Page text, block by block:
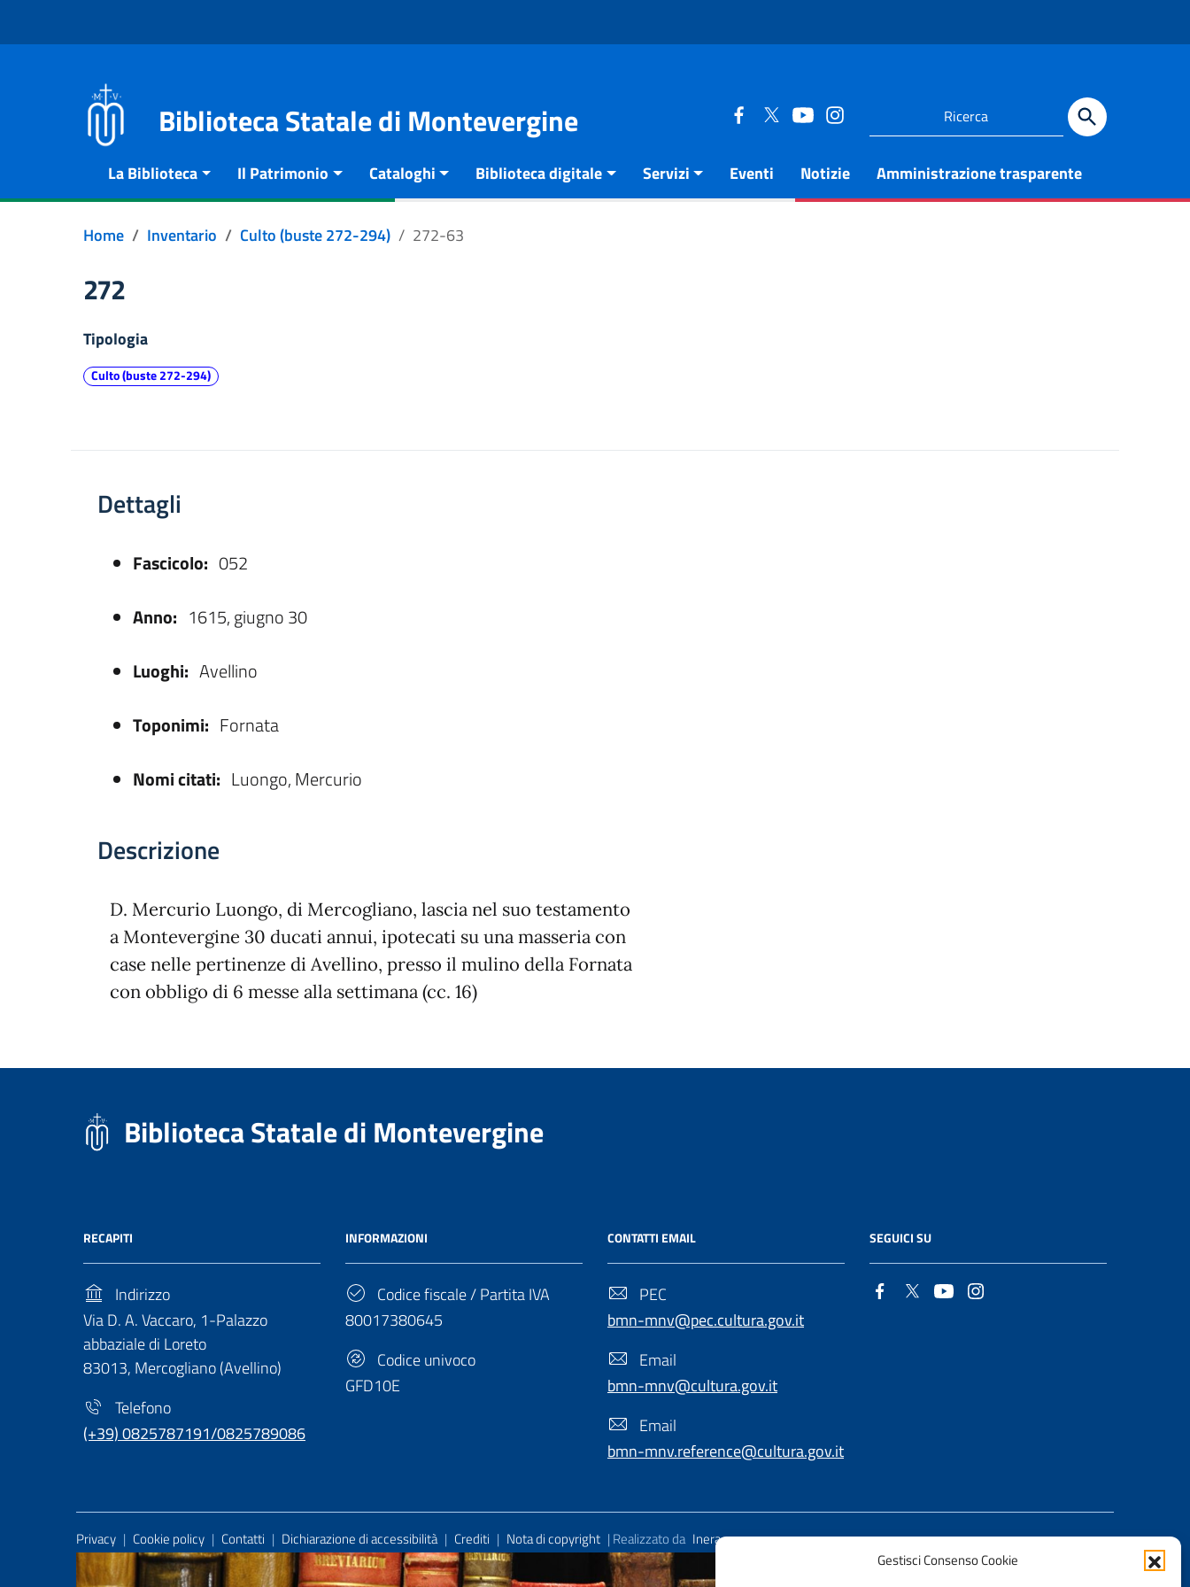
Gestisci Consenso Cookie
Biblioteca Statale di Montevergine
La Biblioteca Il Patrimonio Cataloghi Biblioteca digitale Servizi Eventi Notizie Amministrazione trasparente
Home Inventario Culto (buste 272-294) 272-63
272
Tipologia
Culto (buste 272-294)
Dettagli
Fascicolo: 052
Anno: 1615, giugno 30
Luoghi: Avellino
Toponimi: Fornata
Nomi citati: Luongo, Mercurio
Descrizione
D. Mercurio Luongo, di Mercogliano, lascia nel suo testamento
a Montevergine 30 ducati annui, ipotecati su una masseria con
case nelle pertinenze di Avellino, presso il mulino della Fornata
con obbligo di 6 messe alla settimana (cc. 16)
Biblioteca Statale di Montevergine
RECAPITI
Indirizzo
Via D. A. Vaccaro, 1-Palazzo
abbaziale di Loreto
83013, Mercogliano (Avellino)
Telefono
(+39) 0825787191/0825789086
INFORMAZIONI
Codice fiscale / Partita IVA
80017380645
Codice univoco
GFD10E
CONTATTI EMAIL
PEC
bmn-mnv@pec.cultura.gov.it
Email
bmn-mnv@cultura.gov.it
Email
bmn-mnv.reference@cultura.gov.it
SEGUICI SU
Useful Links Section
Privacy | Cookie policy | Contatti | Dichiarazione di accessibilità | Crediti | Nota di copyright | Realizzato da Inera